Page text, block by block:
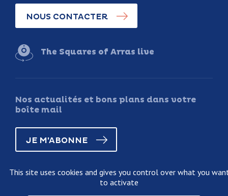
NOUS CONTACTER
The Squares of Arras live
Nos actualités et bons plans dans votre
boîte mail
JE M'ABONNE
This site uses cookies and gives you control over what you
to activate